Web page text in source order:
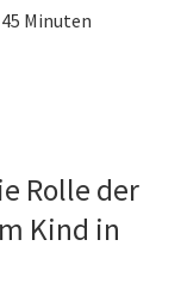
Minuten
Rolle der
Kind in